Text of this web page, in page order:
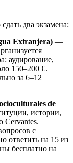
два экзамена:
Extranjera) —
аудирование,
150–200 €.
за 6–12
de
истории,
Cervantes.
с
ответить на 15 из
бесплатно на